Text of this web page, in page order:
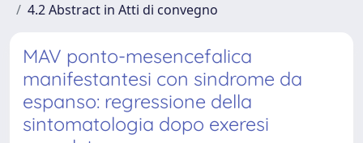
4.2 Abstract in Atti di convegno
MAV ponto-mesencefalica
manifestantesi con sindrome da
espanso: regressione della
sintomatologia dopo exeresi